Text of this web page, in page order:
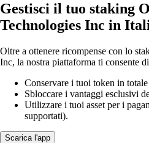
Gestisci il tuo staking
Technologies Inc in
Oltre a ottenere ricompense con lo
Inc, la nostra piattaforma ti consente
Conservare i tuoi token in totale
Sbloccare i vantaggi esclusivi
Utilizzare i tuoi asset per i
supportati).
Scarica l'app